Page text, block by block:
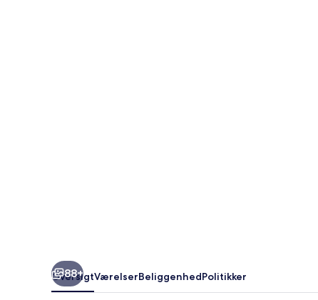
88+
OversigtVærelserBeliggenhedPolitikker